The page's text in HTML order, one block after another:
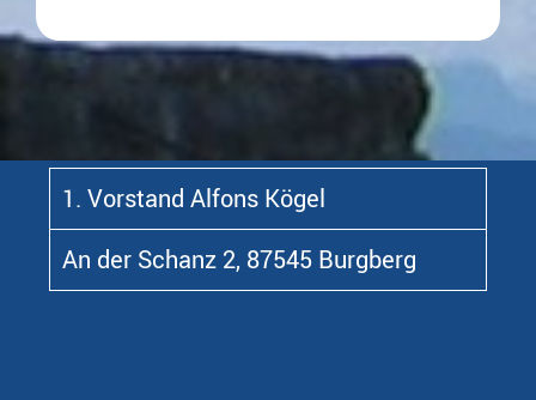
1. Vorstand Alfons Kögel
An der Schanz 2, 87545 Burgberg